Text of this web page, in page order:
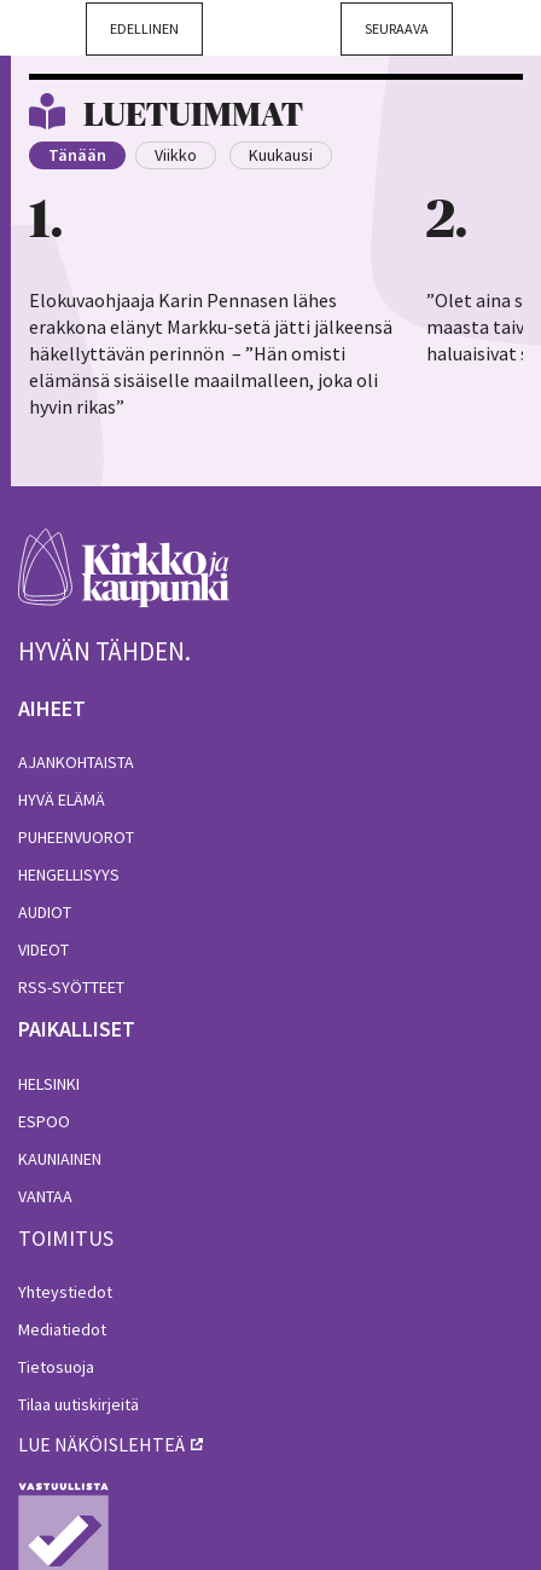
EDELLINEN SEURAAVA
LUETUIMMAT
Tänään Viikko Kuukausi
1
Elokuvaohjaaja Karin Pennasen lähes
erakkona elänyt Markku-setä jätti jälkeensä
häkellyttävän perinnön – ”Hän omisti
elämänsä sisäiselle maailmalleen, joka oli
hyvin rikas”
2
”Olet aina
maasta
haluaisivat
HYVÄN TÄHDEN.
AIHEET
AJANKOHTAISTA
HYVÄ ELÄMÄ
PUHEENVUOROT
HENGELLISYYS
AUDIOT
VIDEOT
RSS-SYÖTTEET
PAIKALLISET
HELSINKI
ESPOO
KAUNIAINEN
VANTAA
TOIMITUS
Yhteystiedot
Mediatiedot
Tietosuoja
Tilaa uutiskirjeitä
LUE NÄKÖISLEHTEÄ